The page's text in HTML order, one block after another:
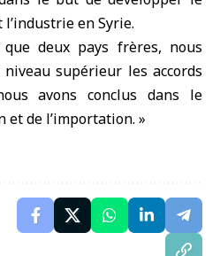
l’industrie en Syrie.
deux pays frères, nous
supérieur les accords
avons conclus dans le
et de l’importation. »